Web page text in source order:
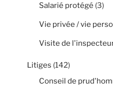
Salarié protégé (3)
Vie privée / vie
Visite de
Litiges (142)
Conseil de